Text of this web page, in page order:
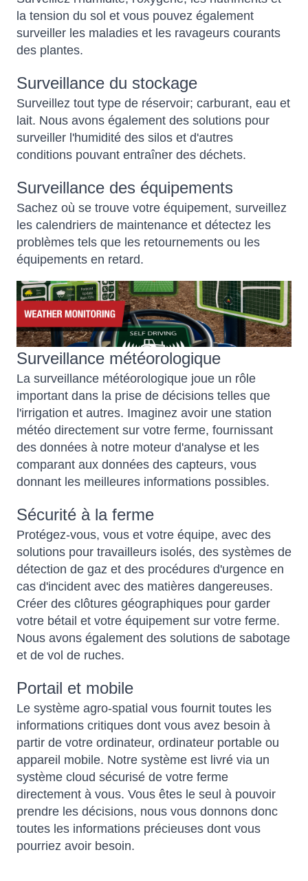
la tension du sol et vous pouvez également
surveiller les maladies et les ravageurs courants
des plantes.
Surveillance du stockage
Surveillez tout type de réservoir; carburant, eau et
lait. Nous avons également des solutions pour
surveiller l'humidité des silos et d'autres
conditions pouvant entraîner des déchets.
Surveillance des équipements
Sachez où se trouve votre équipement, surveillez
les calendriers de maintenance et détectez les
problèmes tels que les retournements ou les
équipements en retard.
Surveillance météorologique
La surveillance météorologique joue un rôle
important dans la prise de décisions telles que
l'irrigation et autres. Imaginez avoir une station
météo directement sur votre ferme, fournissant
des données à notre moteur d'analyse et les
comparant aux données des capteurs, vous
donnant les meilleures informations possibles.
Sécurité à la ferme
Protégez-vous, vous et votre équipe, avec des
solutions pour travailleurs isolés, des systèmes de
détection de gaz et des procédures d'urgence en
cas d'incident avec des matières dangereuses.
Créer des clôtures géographiques pour garder
votre bétail et votre équipement sur votre ferme.
Nous avons également des solutions de sabotage
et de vol de ruches.
Portail et mobile
Le système agro-spatial vous fournit toutes les
informations critiques dont vous avez besoin à
partir de votre ordinateur, ordinateur portable ou
appareil mobile. Notre système est livré via un
système cloud sécurisé de votre ferme
directement à vous. Vous êtes le seul à pouvoir
prendre les décisions, nous vous donnons donc
toutes les informations précieuses dont vous
pourriez avoir besoin.